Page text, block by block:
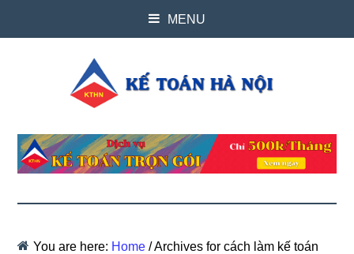
MENU
You are here: Home /Archives for cách làm kế toán